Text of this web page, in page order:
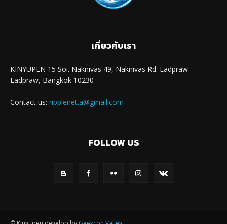
เกี่ยวกับเรา
KINYUPEN 15 Soi. Naknivas 49, Naknivas Rd. Ladpraw
Ladpraw, Bangkok 10230
Contact us: ripplenet.a@gmail.com
FOLLOW US